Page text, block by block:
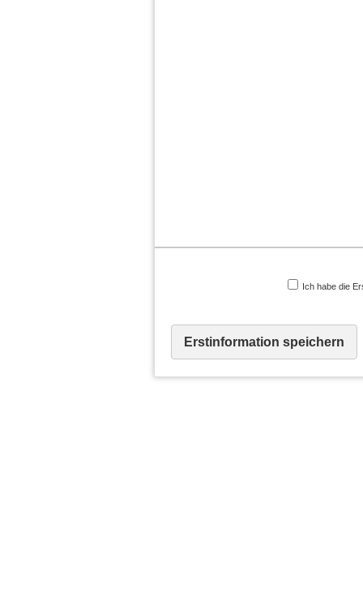
Ich habe die
Erstinformation speichern